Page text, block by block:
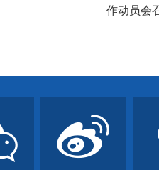
作动员会